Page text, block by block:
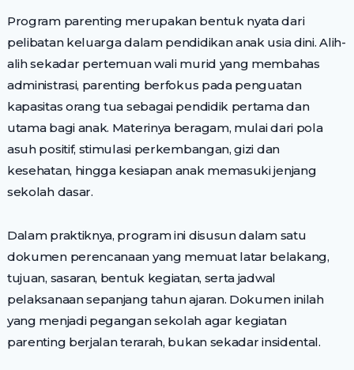
Program parenting merupakan bentuk nyata dari
pelibatan keluarga dalam pendidikan anak usia dini. Alih-
alih sekadar pertemuan wali murid yang membahas
administrasi, parenting berfokus pada penguatan
kapasitas orang tua sebagai pendidik pertama dan
utama bagi anak. Materinya beragam, mulai dari pola
asuh positif, stimulasi perkembangan, gizi dan
kesehatan, hingga kesiapan anak memasuki jenjang
sekolah dasar.
Dalam praktiknya, program ini disusun dalam satu
dokumen perencanaan yang memuat latar belakang,
tujuan, sasaran, bentuk kegiatan, serta jadwal
pelaksanaan sepanjang tahun ajaran. Dokumen inilah
yang menjadi pegangan sekolah agar kegiatan
parenting berjalan terarah, bukan sekadar insidental.